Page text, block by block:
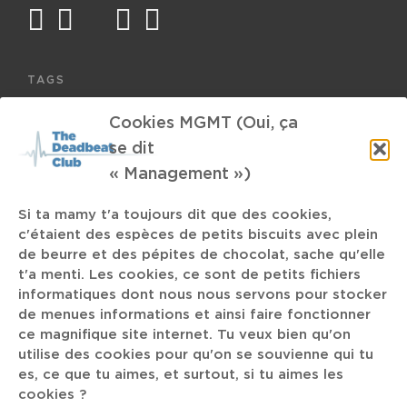
Cookies MGMT (Oui, ça
se dit
« Management »)
Si ta mamy t'a toujours dit que des cookies,
c'étaient des espèces de petits biscuits avec plein
de beurre et des pépites de chocolat, sache qu'elle
t'a menti. Les cookies, ce sont de petits fichiers
informatiques dont nous nous servons pour stocker
de menues informations et ainsi faire fonctionner
ce magnifique site internet. Tu veux bien qu'on
utilise des cookies pour qu'on se souvienne qui tu
es, ce que tu aimes, et surtout, si tu aimes les
cookies ?
facebook
twitter
mail instagram
TAGS
Rockrill Grindhoven Festival Belge
The Man With the Movie Camera
Agenda
Steve Wilson Huy Dame Area Otis Redding
Chelsea Wolfe Whisky Tremplin
Amok bulle de 1 700 Bliss Black culture Benny-B